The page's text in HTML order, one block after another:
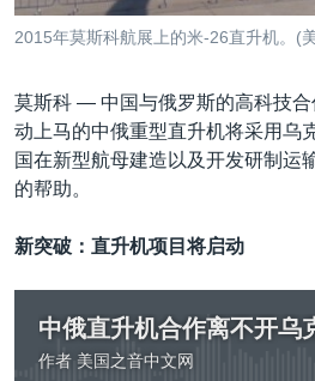
全球议题
环境
美国建国250周年
美国之音专访
重要讲话与声明
台海两岸关系
关注新疆
GEN Z 看美国
关注我们
其他语言网站
2015年莫斯科航展上的米-26直升机。(
莫斯科 — 中国与俄罗斯的高科技
动上马的中俄重型直升机将采用乌
国在新型航母建造以及开发研制运
的帮助。
新突破：直升机项目将启动
中俄直升机合作离不开乌
作者 美国之音中文网